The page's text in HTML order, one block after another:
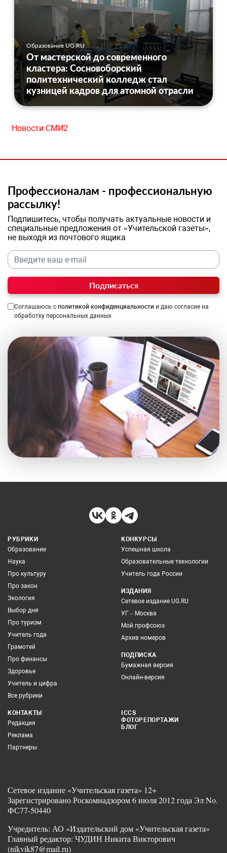
Образование UG.RU
От мастерской до современного
кластера: Сосновоборский
политехнический колледж стал
кузницей кадров для атомной отрасли
Новости СМИ2
Профессионалам - профессиональную
рассылку!
Подпишитесь, чтобы получать актуальные новости и
специальные предложения от «Учительской газеты»,
не выходя из почтового ящика
Подписаться
Соглашаюсь с политикой конфиденциальности и даю согласие на
обработку персональных данных
РУБРИКИ
Образование
Наука
Про культуру
Про закон
Экология
Выбор дня
Про туризм
Учитель года
Грамотей
Про финансы
Здоровье
Учитель и цифра
Все рубрики
КОНКУРСЫ
Успешная школа
Образовательные технологии
Учитель года России
ИЗДАНИЯ
Сетевое издание UG.RU
УГ – Москва
Мой профсоюз
Архив номеров
ПОДПИСКА
Бумажная версия
Онлайн-версия
КОНТАКТЫ
Редакция
Реклама
Партнеры
ICCS
ФОТОРЕПОРТАЖИ
БЛОГ
Сетевое издание «Учительская газета» 12+
Зарегистрировано Роскомнадзором 6 июля 2012 года Эл No.
ФС77-50440
Учредитель: АО «Издательский дом «Учительская газета»
Главный редактор: ЧУДИН Никита Викторович
(nikvik87@mail.ru)